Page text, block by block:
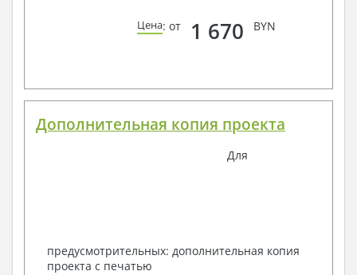
Цена: от 1 670 BYN
Дополнительная копия проекта
Для
предусмотрительных: дополнительная копия
проекта с печатью